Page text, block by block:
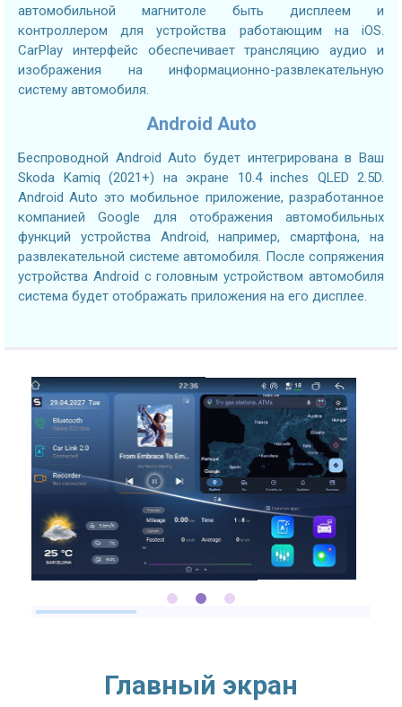
автомобильной магнитоле быть дисплеем и
контроллером для устройства работающим на iOS.
CarPlay интерфейс обеспечивает трансляцию аудио и
изображения на информационно-развлекательную
систему автомобиля.
Android Auto
Беспроводной Android Auto будет интегрирована в Ваш
Skoda Kamiq (2021+) на экране 10.4 inches QLED 2.5D.
Android Auto это мобильное приложение, разработанное
компанией Google для отображения автомобильных
функций устройства Android, например, смартфона, на
развлекательной системе автомобиля. После сопряжения
устройства Android с головным устройством автомобиля
система будет отображать приложения на его дисплее.
2.7GHZ CPU
Главный экран